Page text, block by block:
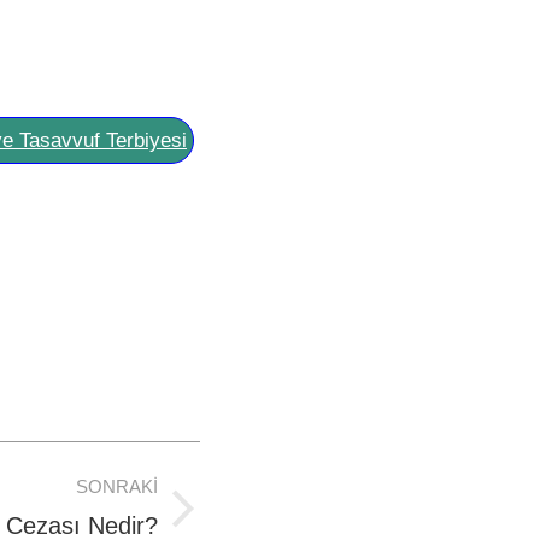
Tasavvuf Terbiyesi
SONRAKI
Nedir?